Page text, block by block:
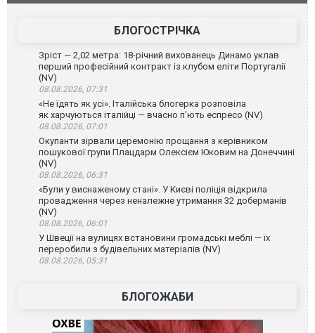
БЛОГОСТРІЧКА
Зріст — 2,02 метра: 18-річний вихованець Динамо уклав
перший професійний контракт із клубом еліти Португалії
(NV)
08.08.2026, 07:31
«Не їдять як усі». Італійська блогерка розповіла
як харчуються італійці — вчасно п’ють еспресо (NV)
08.08.2026, 07:01
Окупанти зірвали церемонію прощання з керівником
пошукової групи Плацдарм Олексієм Юковим на Донеччині
(NV)
08.08.2026, 06:31
«Були у виснаженому стані». У Києві поліція відкрила
провадження через неналежне утримання 32 доберманів
(NV)
08.08.2026, 06:01
У Швеції на вулицях встановини громадські меблі — їх
переробили з будівельних матеріалів (NV)
08.08.2026, 05:31
БЛОГОЖАБИ